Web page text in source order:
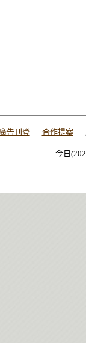
廣告刊登 合作提案
今日